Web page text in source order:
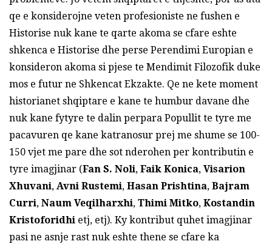
qe e konsiderojne veten profesioniste ne fushen e
Historise nuk kane te qarte akoma se cfare eshte
shkenca e Historise dhe perse Perendimi Europian e
konsideron akoma si pjese te Mendimit Filozofik duke
mos e futur ne Shkencat Ekzakte. Qe ne kete moment
historianet shqiptare e kane te humbur davane dhe
nuk kane fytyre te dalin perpara Popullit te tyre me
pacavuren qe kane katranosur prej me shume se 100-
150 vjet me pare dhe sot nderohen per kontributin e
tyre imagjinar (Fan S. Noli, Faik Konica, Visarion
Xhuvani, Avni Rustemi, Hasan Prishtina, Bajram
Curri, Naum Veqilharxhi, Thimi Mitko, Kostandin
Kristoforidhi etj, etj). Ky kontribut quhet imagjinar
pasi ne asnje rast nuk eshte thene se cfare ka